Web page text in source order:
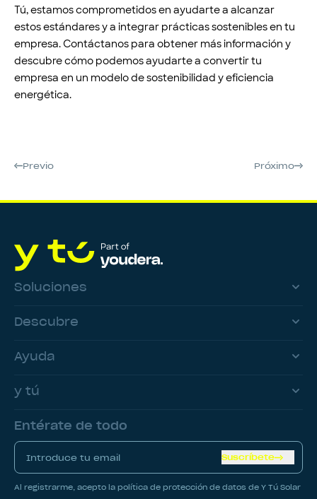
Tú, estamos comprometidos en ayudarte a alcanzar
estos estándares y a integrar prácticas sostenibles en tu
empresa. Contáctanos para obtener más información y
descubre cómo podemos ayudarte a convertir tu
empresa en un modelo de sostenibilidad y eficiencia
energética.
Previo Próximo
Soluciones
Descubre
Ayuda
y tú
Entérate de todo
Suscríbete
Al registrarme, acepto la política de protección de datos de Y Tú Solar